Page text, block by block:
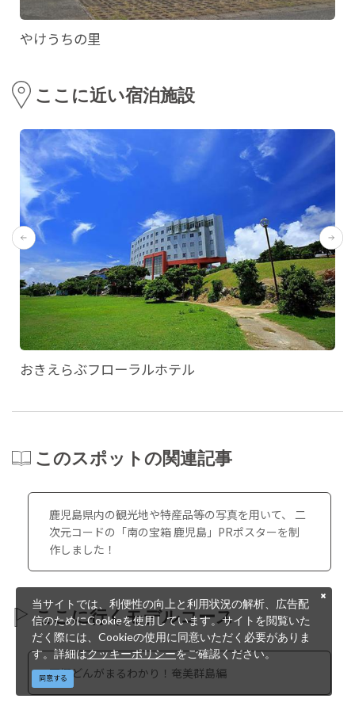
やけうちの里
ここに近い宿泊施設
おきえらぶフローラルホテル
このスポットの関連記事
鹿児島県内の観光地や特産品等の写真を用いて、 二
次元コードの「南の宝箱 鹿児島」PRポスターを制
作しました！
ここに行くモデルコース
西郷どんがまるわかり！奄美群島編
当サイトでは、利便性の向上と利用状況の解析、広告配
信のためにCookieを使用しています。サイトを閲覧いた
だく際には、Cookieの使用に同意いただく必要がありま
す。詳細はクッキーポリシーをご確認ください。
同意する